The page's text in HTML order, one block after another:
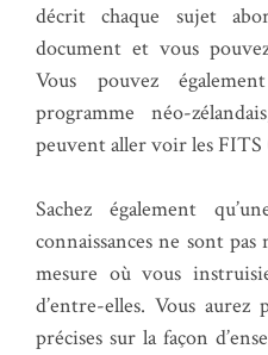
décrit chaque sujet
document et vous
Vous pouvez
programme néo-
peuvent aller voir les FITS
Sachez également
connaissances ne sont
mesure où vous
d’entre-elles. Vous
précises sur la façon